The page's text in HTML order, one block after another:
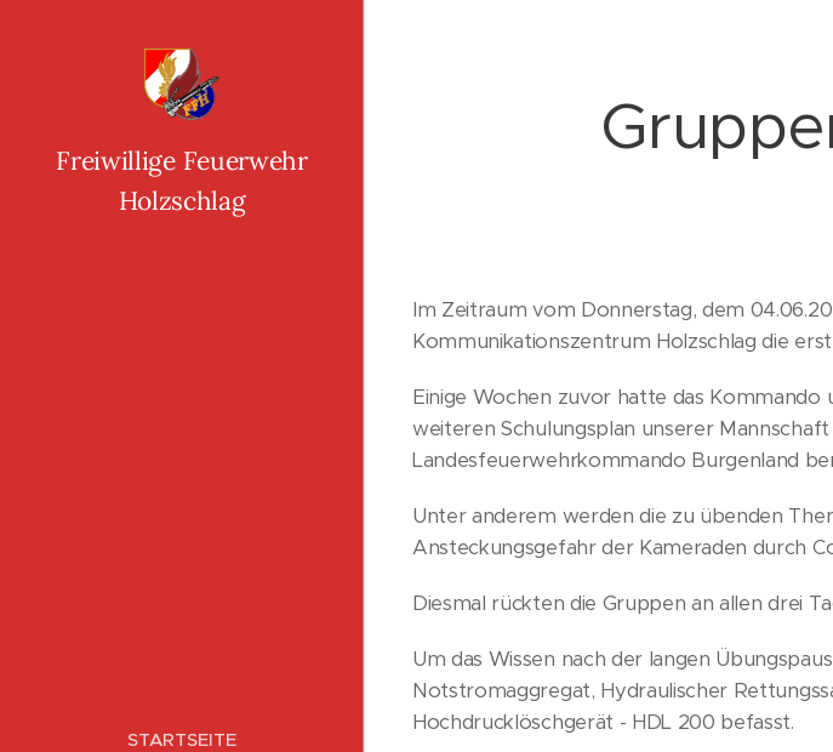
Freiwillige Feuerwehr
Holzschlag
STARTSEITE
Im Zeitraum vom Donnerstag, dem
Kommunikationszentrum Holzschlag die
Einige Wochen zuvor hatte das Kommando
weiteren Schulungsplan unserer
Landesfeuerwehrkommando Burgenland
Unter anderem werden die zu übenden
Ansteckungsgefahr der Kameraden durch
Diesmal rückten die Gruppen an allen drei
Um das Wissen nach der langen
Notstromaggregat, Hydraulischer
Hochdrucklöschgerät - HDL 200 befasst.